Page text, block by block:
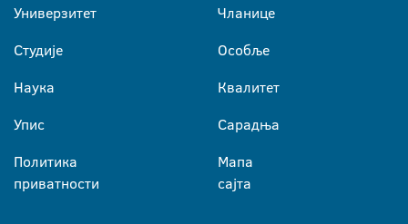
Универзитет
Студије
Наука
Упис
Политика
приватности
Чланице
Особље
Квалитет
Сарадња
Мапа
сајта